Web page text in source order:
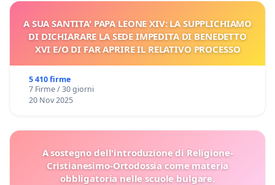
A SUA SANTITA' PAPA LEONE XIV: LA SUPPLICHIAMO
DI DICHIARARE LA SEDE IMPEDITA DI BENEDETTO
XVI E/O DI FAR APRIRE IL RELATIVO PROCESSO
5 410 firme
7 Firme / 30 giorni
20 Nov 2025
A sostegno dell'introduzione di Religione-
Cristianesimo-Ortodossia come materia
obbligatoria nelle scuole bulgare.